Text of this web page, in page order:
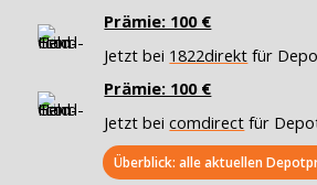
Prämie: 100 €
Jetzt bei 1822direkt für
Prämie: 100 €
Jetzt beicomdirect für
Überblick: alle aktuellen